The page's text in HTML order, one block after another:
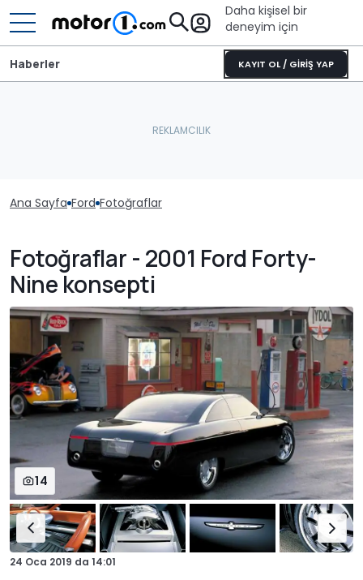
Daha kişisel bir
deneyim için
KAYIT OL / GİRİŞ YAP
Haberler
Ana Sayfa Ford Fotoğraflar
Fotoğraflar - 2001 Ford Forty-
Nine konsepti
14
24 Oca 2019 da 14:01